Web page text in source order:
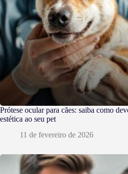
Prótese ocular para cães: saiba como
estética ao seu pet
11 de fevereiro de 2026